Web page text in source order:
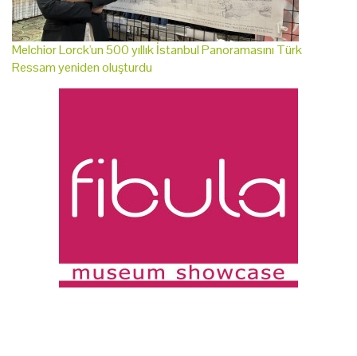
Melchior Lorck'un 500 yıllık İstanbul Panoramasını Türk
Ressam yeniden oluşturdu